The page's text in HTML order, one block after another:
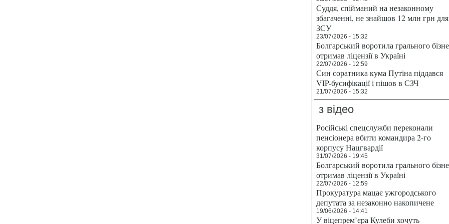
Суддя, спійманий на незаконному
збагаченні, не знайшов 12 млн грн для
ЗСУ
23/07/2026 - 15:32
Болгарський воротила грального
отримав ліцензії в Україні
22/07/2026 - 12:59
Син соратника кума Путіна піддався
VIP-бусифікації і пішов в СЗЧ
21/07/2026 - 15:32
з відео
Російські спецслужби переконали
пенсіонера вбити командира 2-го
корпусу Нацгвардії
31/07/2026 - 19:45
Болгарський воротила грального
отримав ліцензії в Україні
22/07/2026 - 12:59
Прокуратура мацає ужгородського
депутата за незаконно накопичене
19/06/2026 - 14:41
У віцепрем’єра Кулеби хочуть